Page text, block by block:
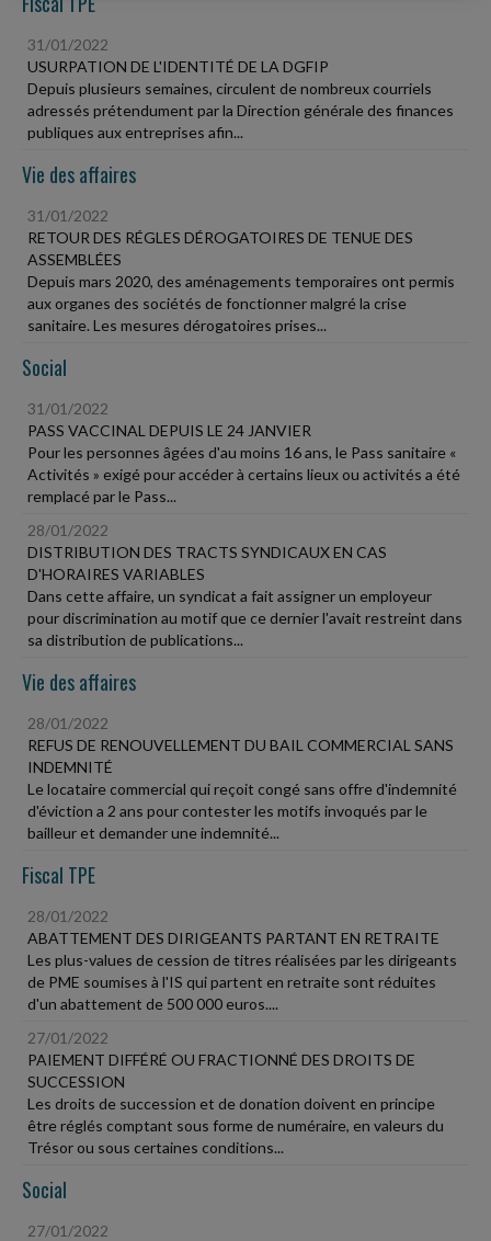
31/01/2022
USURPATION DE L'IDENTITÉ DE LA DGFIP
Depuis plusieurs semaines, circulent de nombreux courriels
adressés prétendument par la Direction générale des finances
publiques aux entreprises afin...
Vie des affaires
31/01/2022
RETOUR DES RÉGLES DÉROGATOIRES DE TENUE DES
ASSEMBLÉES
Depuis mars 2020, des aménagements temporaires ont permis
aux organes des sociétés de fonctionner malgré la crise
sanitaire. Les mesures dérogatoires prises...
Social
31/01/2022
PASS VACCINAL DEPUIS LE 24 JANVIER
Pour les personnes âgées d'au moins 16 ans, le Pass sanitaire «
Activités » exigé pour accéder à certains lieux ou activités a été
remplacé par le Pass...
28/01/2022
DISTRIBUTION DES TRACTS SYNDICAUX EN CAS
D'HORAIRES VARIABLES
Dans cette affaire, un syndicat a fait assigner un employeur
pour discrimination au motif que ce dernier l'avait restreint dans
sa distribution de publications...
Vie des affaires
28/01/2022
REFUS DE RENOUVELLEMENT DU BAIL COMMERCIAL SANS
INDEMNITÉ
Le locataire commercial qui reçoit congé sans offre d'indemnité
d'éviction a 2 ans pour contester les motifs invoqués par le
bailleur et demander une indemnité...
Fiscal TPE
28/01/2022
ABATTEMENT DES DIRIGEANTS PARTANT EN RETRAITE
Les plus-values de cession de titres réalisées par les dirigeants
de PME soumises à l'IS qui partent en retraite sont réduites
d'un abattement de 500 000 euros....
27/01/2022
PAIEMENT DIFFÉRÉ OU FRACTIONNÉ DES DROITS DE
SUCCESSION
Les droits de succession et de donation doivent en principe
être réglés comptant sous forme de numéraire, en valeurs du
Trésor ou sous certaines conditions...
Social
27/01/2022